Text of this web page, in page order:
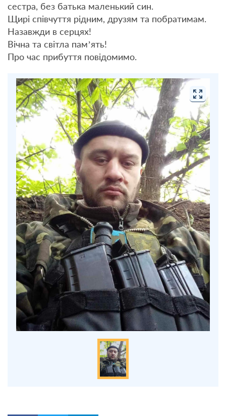
сестра, без батька маленький син.
Щирі співчуття рідним, друзям та побратимам.
Назавжди в серцях!
Вічна та світла пам’ять!
Про час прибуття повідомимо.